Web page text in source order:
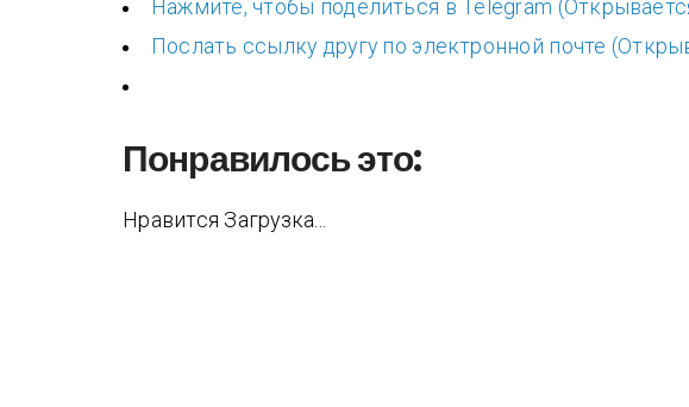
Нажмите, чтобы поделиться в Telegram
Послать ссылку другу по электронной почте
Понравилось это:
Нравится Загрузка...